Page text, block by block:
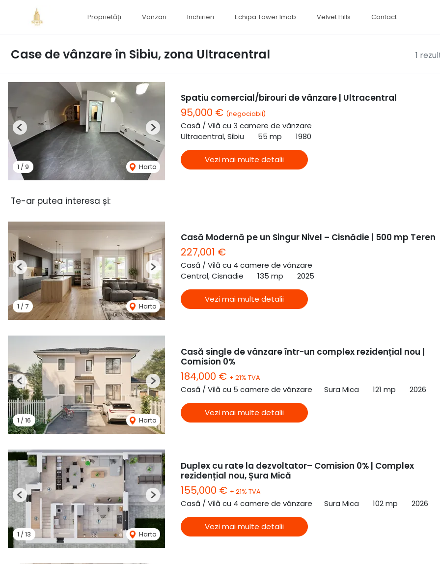
Proprietăți Vanzari Inchirieri Echipa Tower Imob Velvet Hills Contact
1
Case de vânzare în Sibiu, zona Ultracentral
1 /9 Harta
Previous Next
Spatiu comercial/birouri de vânzare | Ultracentral
95,000 € (negociabil)
Casă / Vilă cu 3 camere de vânzare
Ultracentral, Sibiu
55 mp 1980
Vezi mai multe detalii
Te-ar putea interesa și:
1 /7 Harta
Previous Next
Casă Modernă pe un Singur Nivel – Cisnădie | 500 mp Teren
227,001 €
Casă / Vilă cu 4 camere de vânzare
Central, Cisnadie
135 mp 2025
Vezi mai multe detalii
1 /16 Harta
Previous Next
Casă single de vânzare într-un complex rezidențial nou |
Comision 0%
184,000 € + 21% TVA
Casă / Vilă cu 5 camere de vânzare Sura Mica 121 mp 2026
Vezi mai multe detalii
1 /13 Harta
Previous Next
Duplex cu rate la dezvoltator– Comision 0% | Complex
rezidențial nou, Șura Mică
155,000 € + 21% TVA
Casă / Vilă cu 4 camere de vânzare Sura Mica 102 mp 2026
Vezi mai multe detalii